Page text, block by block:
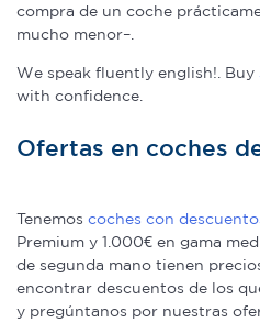
compra de un coche
mucho menor–.
We speak fluently english!. Buy
with confidence.
Ofertas en coches
Tenemos coches con
Premium y 1.000€ en gama
de segunda mano tienen
encontrar descuentos de los
y pregúntanos por nuestras